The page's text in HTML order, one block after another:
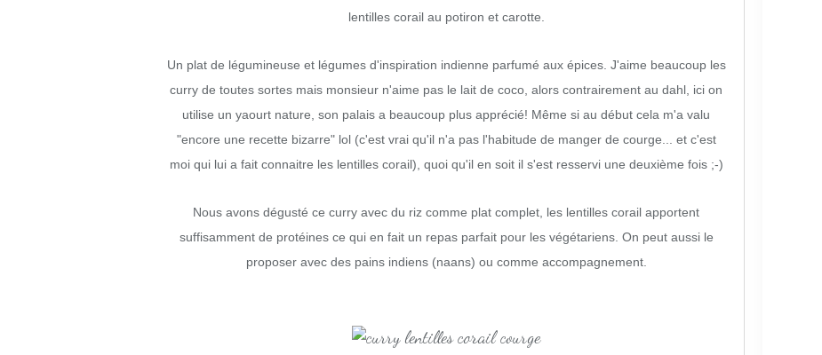
lentilles corail au potiron et carotte.
Un plat de légumineuse et légumes d'inspiration indienne parfumé aux épices. J'aime beaucoup les
curry de toutes sortes mais monsieur n'aime pas le lait de coco, alors contrairement au dahl, ici on
utilise un yaourt nature, son palais a beaucoup plus apprécié! Même si au début cela m'a valu
"encore une recette bizarre" lol (c'est vrai qu'il n'a pas l'habitude de manger de courge... et c'est
moi qui lui a fait connaitre les lentilles corail), quoi qu'il en soit il s'est resservi une deuxième fois ;-)
Nous avons dégusté ce curry avec du riz comme plat complet, les lentilles corail apportent
suffisamment de protéines ce qui en fait un repas parfait pour les végétariens. On peut aussi le
proposer avec des pains indiens (naans) ou comme accompagnement.